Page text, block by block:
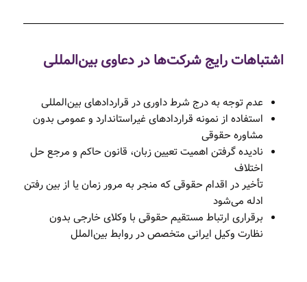
اشتباهات رایج شرکت‌ها در دعاوی بین‌المللی
عدم توجه به درج شرط داوری در قراردادهای بین‌المللی
استفاده از نمونه قراردادهای غیراستاندارد و عمومی بدون
مشاوره حقوقی
نادیده گرفتن اهمیت تعیین زبان، قانون حاکم و مرجع حل
اختلاف
تأخیر در اقدام حقوقی که منجر به مرور زمان یا از بین رفتن
ادله می‌شود
برقراری ارتباط مستقیم حقوقی با وکلای خارجی بدون
نظارت وکیل ایرانی متخصص در روابط بین‌الملل